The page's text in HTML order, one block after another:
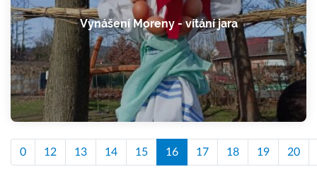
Vynášení Moreny - vítání jara
0 12 13 14 15 16 17 18 19 20